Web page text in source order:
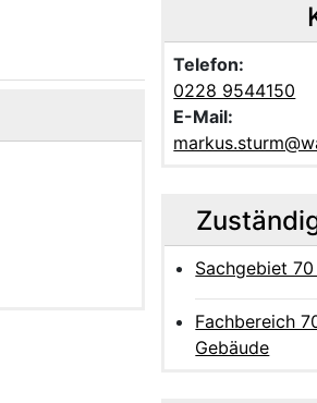
Telefon:
0228 9544150
E-Mail:
Sachgebiet
Fachbereich
Gebäude